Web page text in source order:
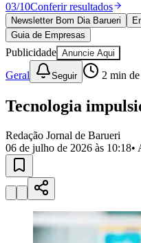
Política
Eleições
Esportes
Saúde
Segurança
Cultura
Obras
Educação
Bairros de Barueri
Selecione sua região
AldeiaAldeia da Serra
MilitarItapeviJandiraJardim
CristinaJardim Maria Helena
Aldeinha
Parque dos
03/10Conferir resultados
Newsletter Bom Dia Barueri
Guia de Empresas
Publicidade Anuncie Aqui
Geral Seguir 2 min
Tecnologia
Redação Jornal de Barueri
06 de julho de 2026 às 10:18•